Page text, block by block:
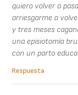
quiero volver a
arriesgarme a
y tres meses
una episiotomía
con un parto
Respuesta